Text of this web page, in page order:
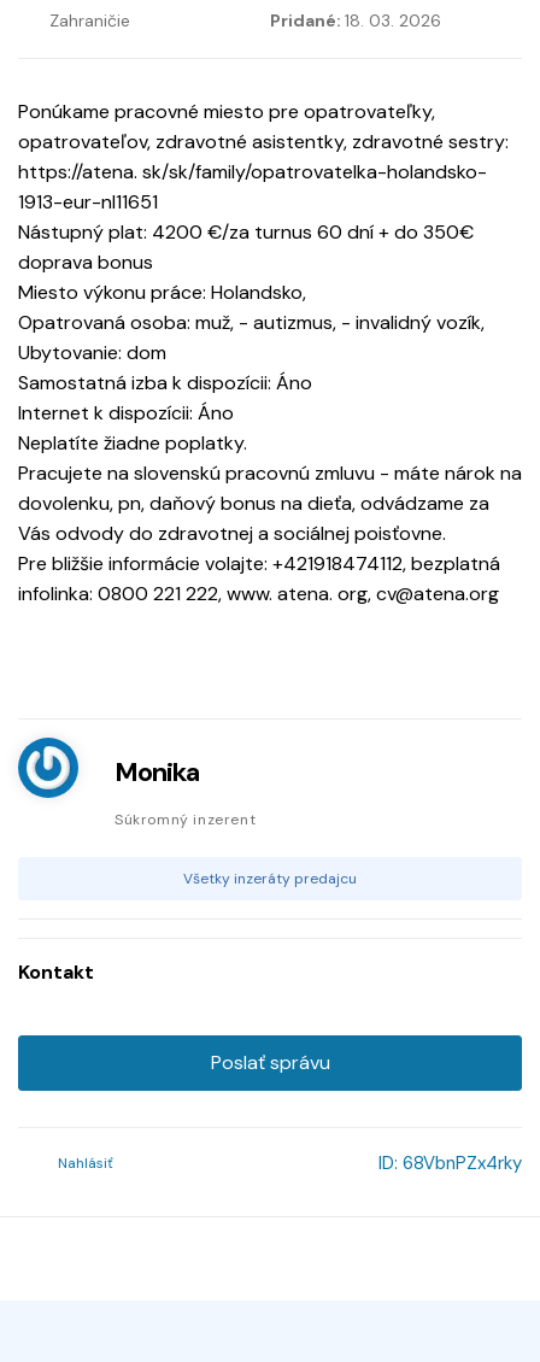
Zahraničie Pridané: 18. 03. 2026
Ponúkame pracovné miesto pre opatrovateľky,
opatrovateľov, zdravotné asistentky, zdravotné sestry:
https://atena. sk/sk/family/opatrovatelka-holandsko-
1913-eur-nl11651
Nástupný plat: 4200 €/za turnus 60 dní + do 350€
doprava bonus
Miesto výkonu práce: Holandsko,
Opatrovaná osoba: muž, - autizmus, - invalidný vozík,
Ubytovanie: dom
Samostatná izba k dispozícii: Áno
Internet k dispozícii: Áno
Neplatíte žiadne poplatky.
Pracujete na slovenskú pracovnú zmluvu - máte nárok na
dovolenku, pn, daňový bonus na dieťa, odvádzame za
Vás odvody do zdravotnej a sociálnej poisťovne.
Pre bližšie informácie volajte: +421918474112, bezplatná
infolinka: 0800 221 222, www. atena. org, cv@atena.org
Monika
Súkromný inzerent
Všetky inzeráty predajcu
Kontakt
Poslať správu
Nahlásiť ID: 68VbnPZx4rky